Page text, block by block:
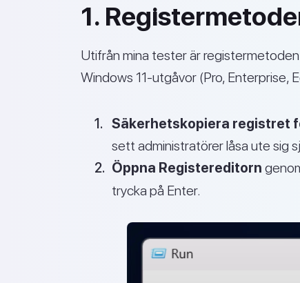
1.
Utifrån mina tester är
Windows 11-utgåvor (Pro, Enterprise,
Säkerhetskopiera registret
sett administratörer låsa ute sig
Öppna Registereditorn
trycka på Enter.